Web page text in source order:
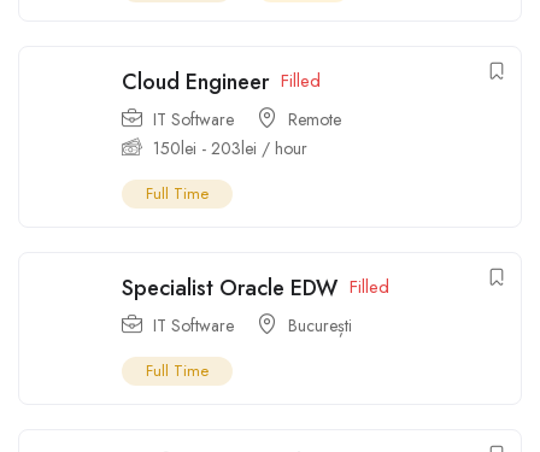
Cloud Engineer Filled
IT Software
Remote
150lei - 203lei / hour
Full Time
Specialist Oracle EDW Filled
IT Software București
Full Time